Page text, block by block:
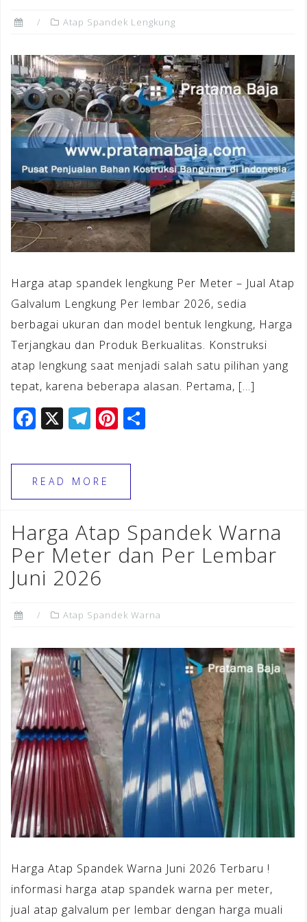
Atap Spandek Lengkung
Harga atap spandek lengkung Per Meter – Jual Atap
Galvalum Lengkung Per lembar 2026, sedia
berbagai ukuran dan model bentuk lengkung, Harga
Terjangkau dan Produk Berkualitas. Konstruksi
atap lengkung saat menjadi salah satu pilihan yang
tepat, karena beberapa alasan. Pertama, […]
F
c
e
b
o
o
k
X T
e
gr
a
m
Pi
te
e
st
READ MORE
Harga Atap Spandek Warna
Per Meter dan Per Lembar
Juni 2026
Atap Spandek Warna
Harga Atap Spandek Warna Juni 2026 Terbaru !
informasi harga atap spandek warna per meter,
jual atap galvalum per lembar dengan harga muali